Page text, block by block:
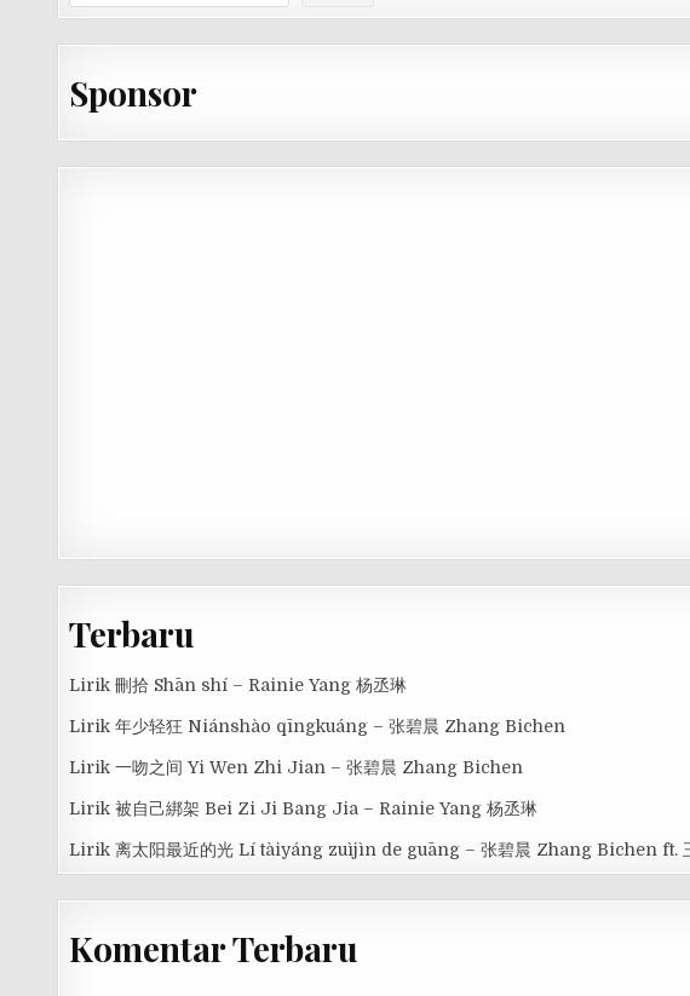
Sponsor
Terbaru
Lirik 刪拾 Shān shí – Rainie Yang 杨丞琳
Lirik 年少轻狂 Niánshào qīngkuáng – 张碧晨 Zhang Bichen
Lirik 一吻之间 Yi Wen Zhi Jian – 张碧晨 Zhang Bichen
Lirik 被自己綁架 Bei Zi Ji Bang Jia – Rainie Yang 杨丞琳
Lirik 离太阳最近的光 Lí tàiyáng zuìjìn de guāng – 张碧晨 Zhang Bichen ft.
Komentar Terbaru